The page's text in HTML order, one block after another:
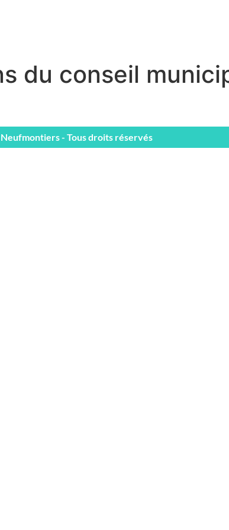
du conseil
- Tous droits réservés